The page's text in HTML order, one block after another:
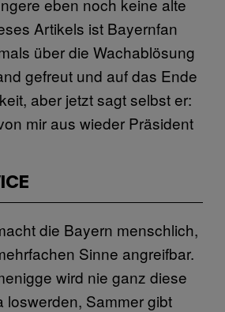
Artikels ist Bayernfan
über die Wachablösung
gefreut und auf das Ende
aber jetzt sagt selbst er:
mir aus wieder Präsident
die Bayern menschlich,
Sinne angreifbar.
wird nie ganz diese
loswerden, Sammer gibt